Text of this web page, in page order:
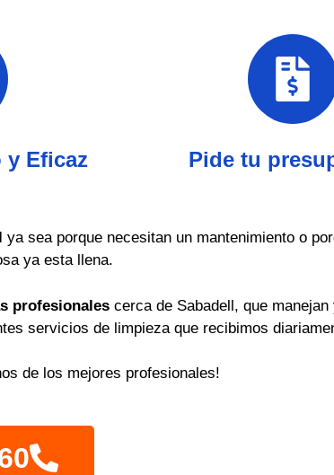
y Eficaz Pide tu
ya sea porque necesitan un mantenimiento o
ya esta llena.
profesionalescerca de Sabadell, que manejan
servicios de limpieza que recibimos
de los mejores profesionales!